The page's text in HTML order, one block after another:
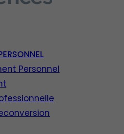
Personnel